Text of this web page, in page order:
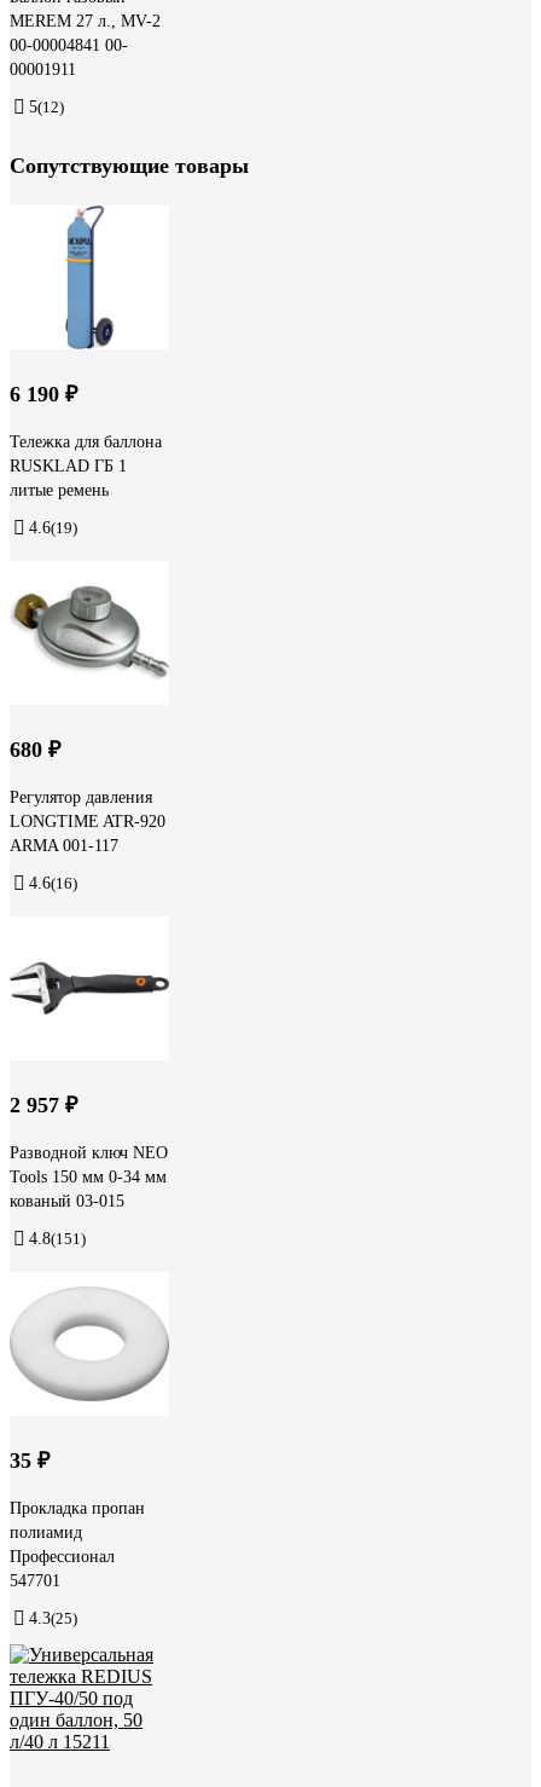
MEREM 27 л., MV-2
00-00004841 00-
00001911
5(12)
Сопутствующие товары
6 190 ₽
Тележка для баллона
RUSKLAD ГБ 1
литые ремень
4.6(19)
680 ₽
Регулятор давления
LONGTIME ATR-920
ARMA 001-117
4.6(16)
2 957 ₽
Разводной ключ NEO
Tools 150 мм 0-34 мм
кованый 03-015
4.8(151)
35 ₽
Прокладка пропан
полиамид
Профессионал
547701
4.3(25)